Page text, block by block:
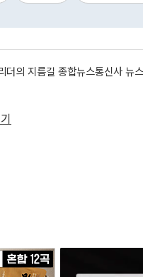
더의 지름길 종합뉴스통신사